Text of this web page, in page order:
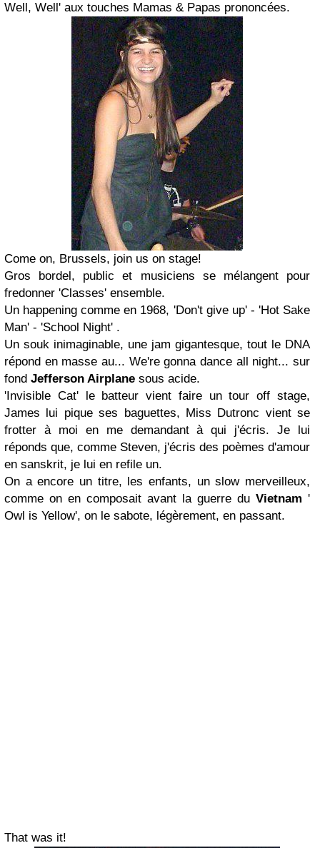
Well, Well' aux touches Mamas & Papas prononcées.
Come on, Brussels, join us on stage!
Gros bordel, public et musiciens se mélangent pour
fredonner 'Classes' ensemble.
Un happening comme en 1968, 'Don't give up' - 'Hot Sake
Man' - 'School Night' .
Un souk inimaginable, une jam gigantesque, tout le DNA
répond en masse au... We're gonna dance all night... sur
fond Jefferson Airplane sous acide.
'Invisible Cat' le batteur vient faire un tour off stage,
James lui pique ses baguettes, Miss Dutronc vient se
frotter à moi en me demandant à qui j'écris. Je lui
réponds que, comme Steven, j'écris des poèmes d'amour
en sanskrit, je lui en refile un.
On a encore un titre, les enfants, un slow merveilleux,
comme on en composait avant la guerre du Vietnam '
Owl is Yellow', on le sabote, légèrement, en passant.
That was it!